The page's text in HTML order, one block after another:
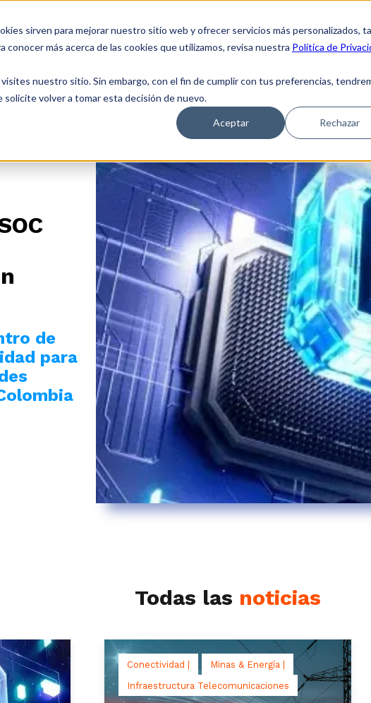
sirven para mejorar nuestro sitio web y ofrecer servicios más personalizados,
más acerca de las cookies que utilizamos, revisa nuestra Política de
nuestro sitio. Sin embargo, con el fin de cumplir con tus preferencias,
volver a tomar esta decisión de nuevo.
Aceptar Rechazar
de
para
Todas las noticias
Conectividad |
Minas & Energía |
Infraestructura Telecomunicaciones